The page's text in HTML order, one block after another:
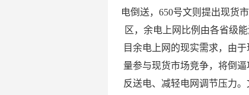
电倒送，650号文则提出现货
区，余电上网比例由各省级
目余电上网的现实需求，由
量参与现货市场竞争，将倒
反送电、减轻电网调节压力